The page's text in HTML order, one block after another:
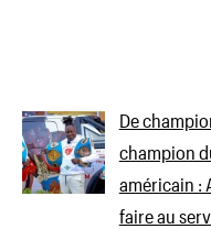
De
champion
américain :
faire au